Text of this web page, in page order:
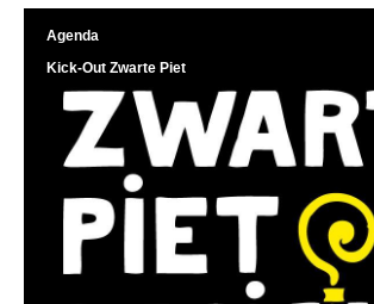
Agenda
Kick-Out Zwarte Piet